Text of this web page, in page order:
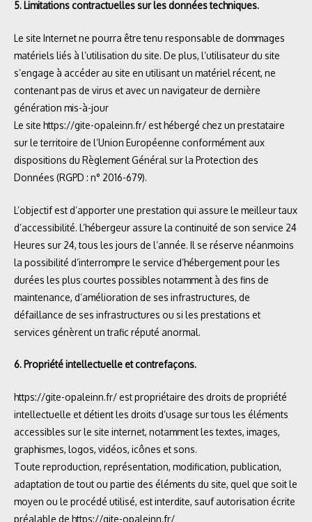
5. Limitations contractuelles sur les données techniques.
Le site Internet ne pourra être tenu responsable de dommages
matériels liés à l’utilisation du site. De plus, l’utilisateur du site
s’engage à accéder au site en utilisant un matériel récent, ne
contenant pas de virus et avec un navigateur de dernière
génération mis-à-jour
Le site https://gite-opaleinn.fr/est hébergé chez un prestataire
sur le territoire de l’Union Européenne conformément aux
dispositions du Règlement Général sur la Protection des
Données (RGPD : n° 2016-679).
L’objectif est d’apporter une prestation qui assure le meilleur taux
d’accessibilité. L’hébergeur assure la continuité de son service 24
Heures sur 24, tous les jours de l’année. Il se réserve néanmoins
la possibilité d’interrompre le service d’hébergement pour les
durées les plus courtes possibles notamment à des fins de
maintenance, d’amélioration de ses infrastructures, de
défaillance de ses infrastructures ou si les prestations et
services génèrent un trafic réputé anormal.
6. Propriété intellectuelle et contrefaçons.
https://gite-opaleinn.fr/est propriétaire des droits de propriété
intellectuelle et détient les droits d’usage sur tous les éléments
accessibles sur le site internet, notamment les textes, images,
graphismes, logos, vidéos, icônes et sons.
Toute reproduction, représentation, modification, publication,
adaptation de tout ou partie des éléments du site, quel que soit le
moyen ou le procédé utilisé, est interdite, sauf autorisation écrite
préalable de https://gite-opaleinn.fr/